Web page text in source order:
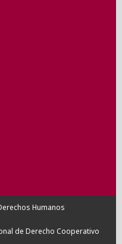
Humanos
de Derecho Cooperativo